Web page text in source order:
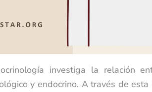
investiga la relación
y endocrino. A través de